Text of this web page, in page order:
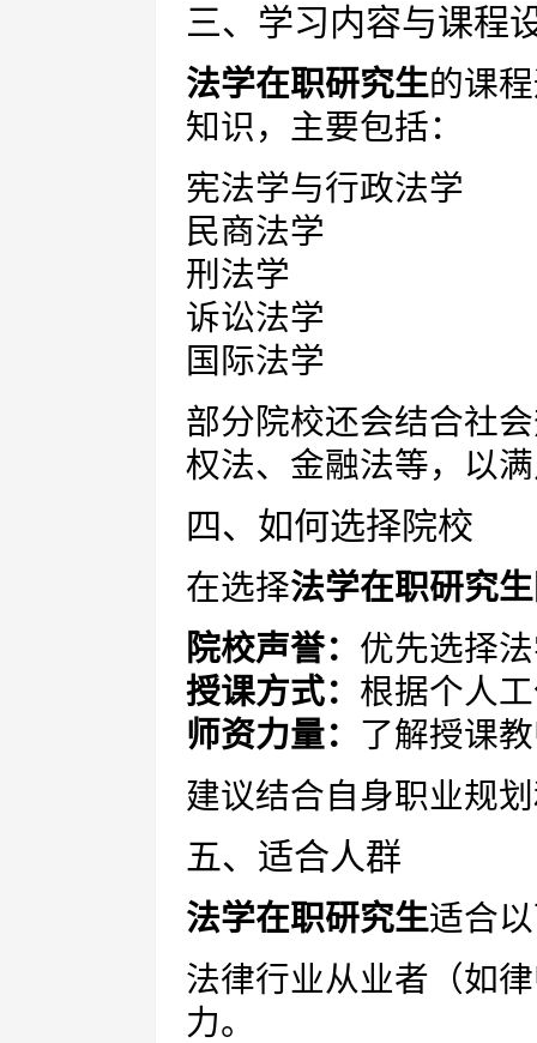
三、学习内容与课程
法学在职研究生的课
知识，主要包括：
宪法学与行政法学
民商法学
刑法学
诉讼法学
国际法学
部分院校还会结合社
权法、金融法等，以
四、如何选择院校
在选择法学在职研究生
院校声誉： 优先选择
授课方式： 根据个人
师资力量： 了解授课
建议结合自身职业规
五、适合人群
法学在职研究生适合
法律行业从业者（如
力。